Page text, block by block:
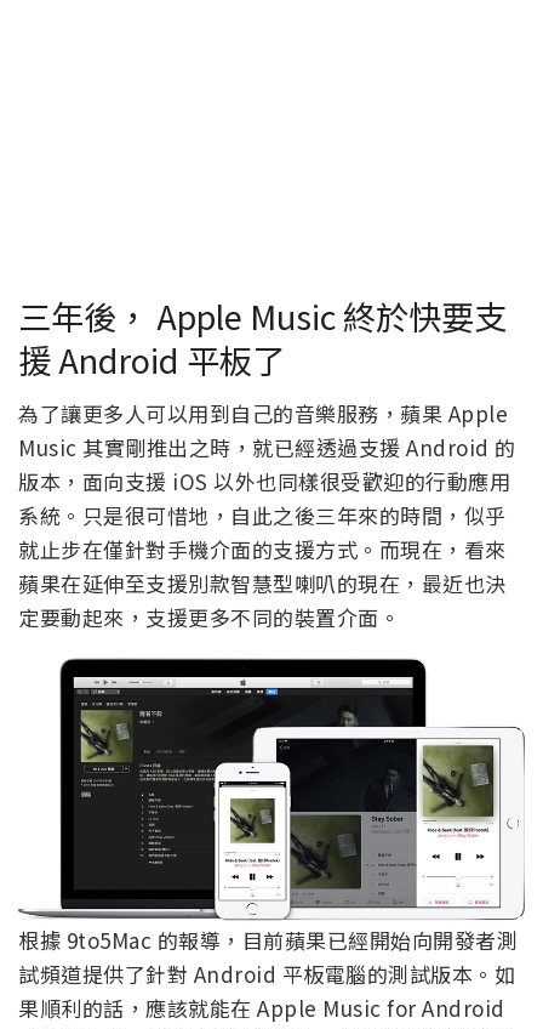
三年後， Apple Music 終於快要支
援 Android 平板了
為了讓更多人可以用到自己的音樂服務，蘋果 Apple
Music 其實剛推出之時，就已經透過支援 Android 的
版本，面向支援 iOS 以外也同樣很受歡迎的行動應用
系統。只是很可惜地，自此之後三年來的時間，似乎
就止步在僅針對手機介面的支援方式。而現在，看來
蘋果在延伸至支援別款智慧型喇叭的現在，最近也決
定要動起來，支援更多不同的裝置介面。
根據 9to5Mac 的報導，目前蘋果已經開始向開發者測
試頻道提供了針對 Android 平板電腦的測試版本。如
果順利的話，應該就能在 Apple Music for Android